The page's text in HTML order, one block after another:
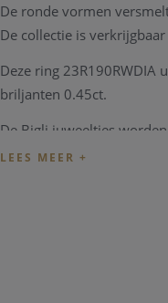
De ronde vormen
De collectie is
Deze ring 23R190RWDIA
briljanten 0.45ct.
De Bigli juweeltjes
De Bigli collectie is online